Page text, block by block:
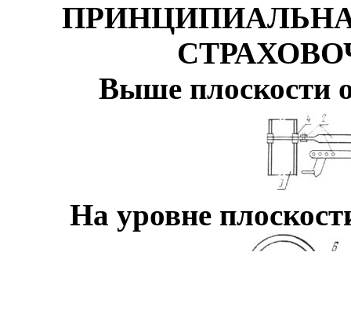
Выше плоскости
На уровне